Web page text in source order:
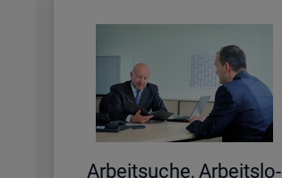
Ar­beit­su­che, Ar­beits­lo­